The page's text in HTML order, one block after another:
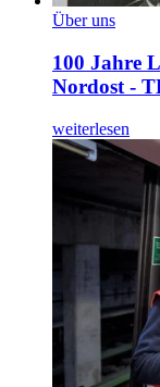
Über uns
100 Jahre
Nordost -
weiterlesen